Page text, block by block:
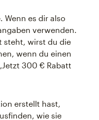
Wenn es dir also
verwenden.
steht, wirst du die
wenn du einen
300 € Rabatt
erstellt hast,
wie sie